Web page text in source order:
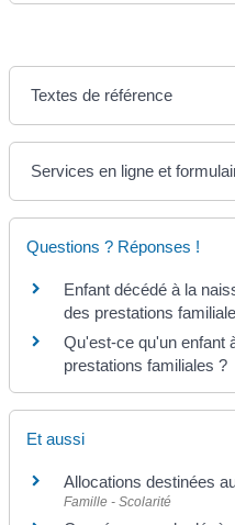
Textes de référence
Services en ligne et
Questions ? Réponses !
Enfant décédé à la
des prestations
Qu'est-ce qu'un enfant
prestations familiales ?
Et aussi
Allocations destinées
Famille - Scolarité